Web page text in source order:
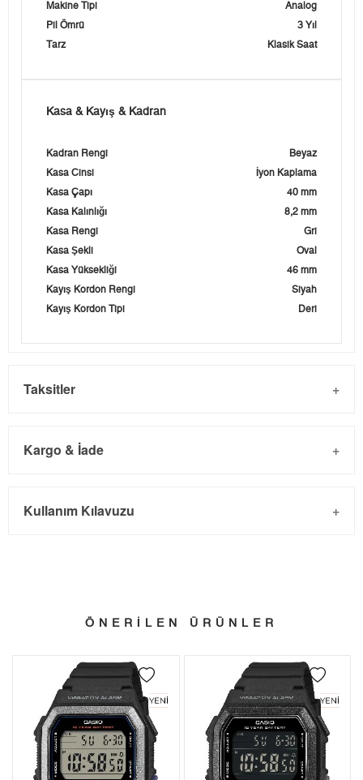
Makine Tipi
Analog
Pil Ömrü
3 Yıl
Tarz
Klasik Saat
Kasa & Kayış & Kadran
Kadran Rengi
Beyaz
Kasa Cinsi
İyon Kaplama
Kasa Çapı
40 mm
Kasa Kalınlığı
8,2 mm
Kasa Rengi
Gri
Kasa Şekli
Oval
Kasa Yüksekliği
46 mm
Kayış Kordon Rengi
Siyah
Kayış Kordon Tipi
Deri
Taksitler
4.076,15 ₺
6 693,52 ₺ 4.161,12 ₺
7 607,11 ₺ 4.249,77 ₺
8 542,77 ₺ 4.342,16 ₺
Kargo & İade
Türkiye'nin her yerine 2.500₺ ve üzeri alışverişlerde Yurtiçi
- Kargonuz elinize ulaştığı tarihten itibaren 14 gün içerisinde
iade edebilirsiniz.
Kullanım Kılavuzu
ÖNERİLEN ÜRÜNLER